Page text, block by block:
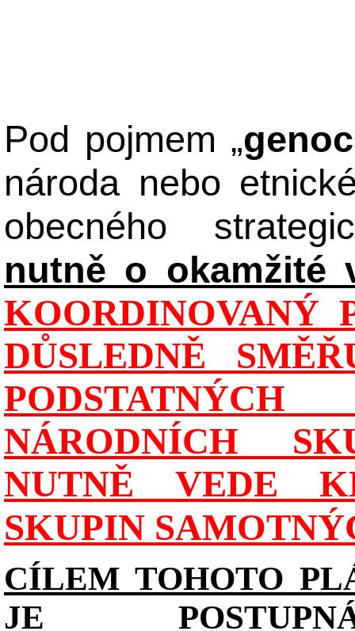
Pod pojmem „
národa nebo
obecného
nutně o okamžité
KOORDINOVANÝ
DŮSLEDNĚ
NÁRODNÍCH
NUTNĚ VEDE
SKUPIN
CÍLEM TOHOTO
JE